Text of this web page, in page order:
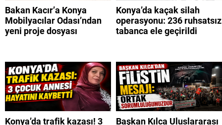
Bakan Kacır’a Konya
Mobilyacılar Odası’ndan
yeni proje dosyası
Konya’da kaçak silah
operasyonu: 236 ruhsatsız
tabanca ele geçirildi
Konya’da trafik kazası! 3
Başkan Kılca Uluslararası